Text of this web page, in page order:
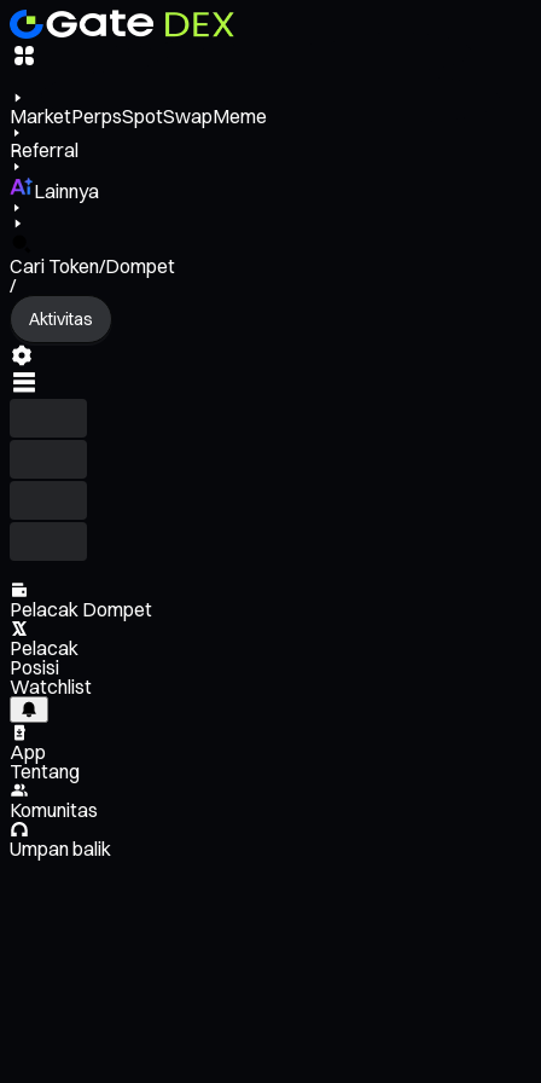
MarketPerpsSpotSwapMeme
Referral
Lainnya
Cari Token/Dompet
/
Aktivitas
Pelacak Dompet
Pelacak
Posisi
Watchlist
App
Tentang
Komunitas
Umpan balik